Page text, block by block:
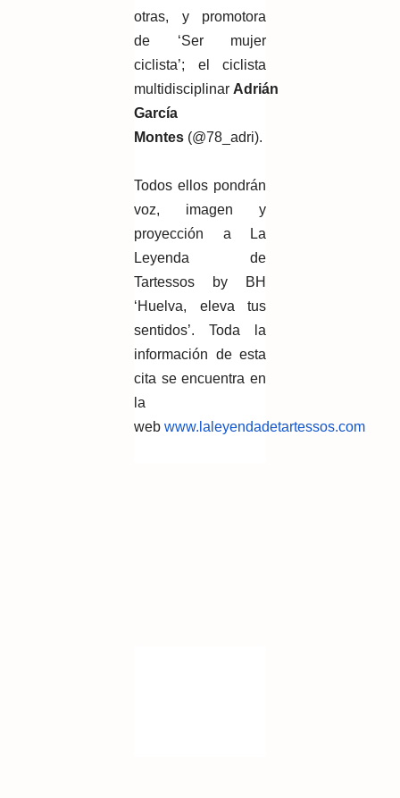
otras, y promotora
de ‘Ser mujer
ciclista’; el ciclista
multidisciplinar Adrián
García
Montes (@78_adri).
Todos ellos pondrán
voz, imagen y
proyección a La
Leyenda de
Tartessos by BH
‘Huelva, eleva tus
sentidos’. Toda la
información de esta
cita se encuentra en
la
web www.laleyendadetartessos.com